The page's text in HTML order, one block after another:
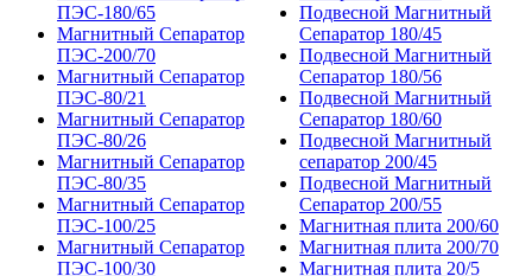
ПЭС-180/65
Магнитный Сепаратор
ПЭС-200/70
Магнитный Сепаратор
ПЭС-80/21
Магнитный Сепаратор
ПЭС-80/26
Магнитный Сепаратор
ПЭС-80/35
Магнитный Сепаратор
ПЭС-100/25
Магнитный Сепаратор
ПЭС-100/30
Подвесной Магнитный
Сепаратор 180/45
Подвесной Магнитный
Сепаратор 180/56
Подвесной Магнитный
Сепаратор 180/60
Подвесной Магнитный
сепаратор 200/45
Подвесной Магнитный
Сепаратор 200/55
Магнитная плита 200/60
Магнитная плита 200/70
Магнитная плита 20/5